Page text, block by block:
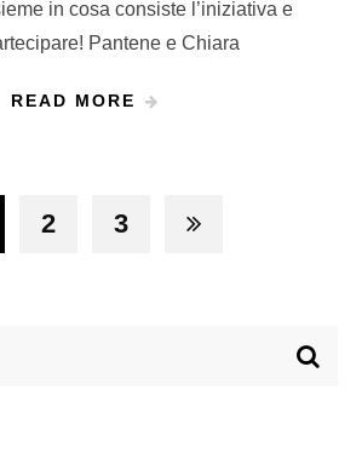
in cosa consiste l’iniziativa e
Pantene e Chiara
READ MORE
2 3